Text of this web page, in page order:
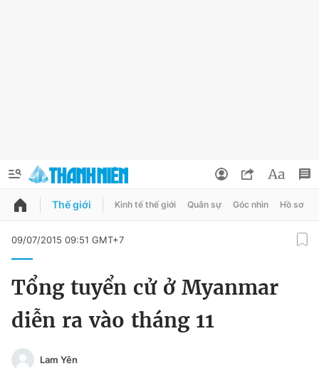
QUẢNG CÁO
Chuyên mục
Chào ngày mới
Đổi mật khẩu
Tin đã lưu
Thế giới Kinh tế thế giới Quân sự Góc nhìn Hồ sơ
09/07/2015 09:51 GMT+7
Tổng tuyển cử ở Myanmar
diễn ra vào tháng 11
Lam Yên